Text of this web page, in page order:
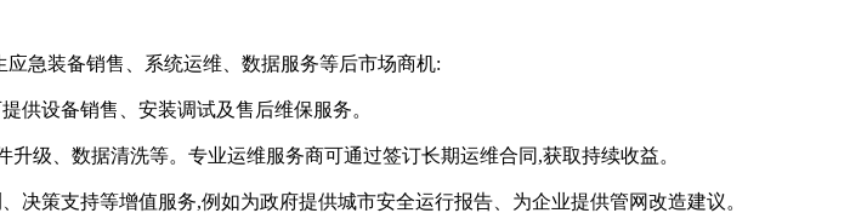
急装备销售、系统运维、数据服务等后市场商机:
供设备销售、安装调试及售后维保服务。
级、数据清洗等。专业运维服务商可通过签订长期运维合同,获取持续收益。
策支持等增值服务,例如为政府提供城市安全运行报告、为企业提供管网改造建议。